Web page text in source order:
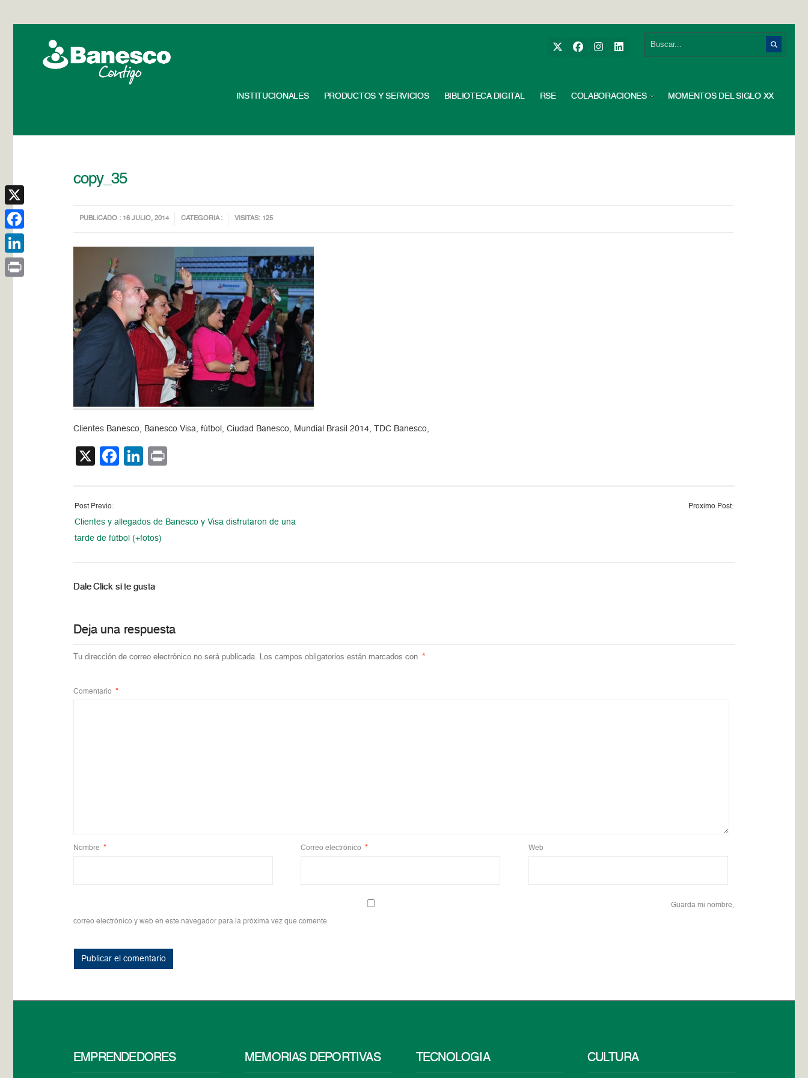
INSTITUCIONALES PRODUCTOS Y SERVICIOS BIBLIOTECA DIGITAL RSE COLABORACIONES MOMENTOS DEL SIGLO XX
copy_35
PUBLICADO : 16 JULIO, 2014 CATEGORIA : VISITAS: 125
Clientes Banesco, Banesco Visa, fútbol, Ciudad Banesco, Mundial Brasil 2014, TDC Banesco,
X Facebook
LinkedIn
Post Previo:
Clientes y allegados de Banesco y Visa disfrutaron de una
tarde de fútbol (+fotos)
Proximo Post:
Dale Click si te gusta
Deja una respuesta
Tu dirección de correo electrónico no será publicada. Los campos obligatorios están marcados con *
Comentario *
Nombre * Correo electrónico * Web
Guarda mi nombre,
correo electrónico y web en este navegador para la próxima vez que comente.
EMPRENDEDORES MEMORIAS DEPORTIVAS TECNOLOGÍA CULTURA
X
Facebook
LinkedIn